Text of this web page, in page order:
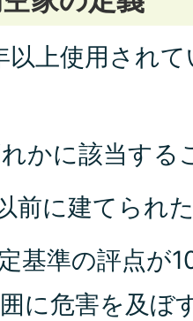
以上使用され
かに該当する
前に建てられ
基準の評点が
に危害を及ぼ